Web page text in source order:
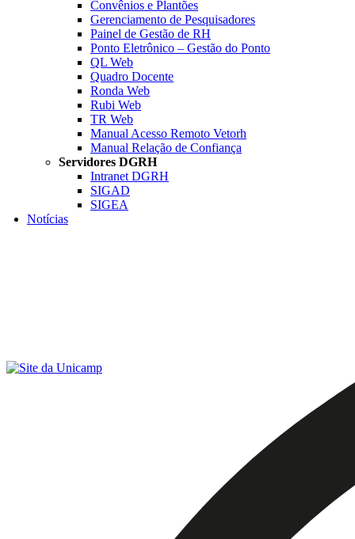
Convênios e Plantões
Gerenciamento de Pesquisadores
Painel de Gestão de RH
Ponto Eletrônico – Gestão do Ponto
QL Web
Quadro Docente
Ronda Web
Rubi Web
TR Web
Manual Acesso Remoto Vetorh
Manual Relação de Confiança
Servidores DGRH
Intranet DGRH
SIGAD
SIGEA
Notícias